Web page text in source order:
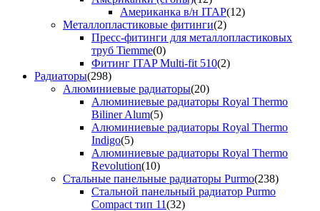
Американка в/н ITAP(12)
Металлопластиковые фитинги(2)
Пресс-фитинги для металлопластиковых
труб Tiemme(0)
Фитинг ITAP Multi-fit 510(2)
Радиаторы(298)
Алюминиевые радиаторы(20)
Алюминиевые радиаторы Royal Thermo
Biliner Alum(5)
Алюминиевые радиаторы Royal Thermo
Indigo(5)
Алюминиевые радиаторы Royal Thermo
Revolution(10)
Стальные панельные радиаторы Purmo(238)
Стальной панельный радиатор Purmo
Compact тип 11(32)